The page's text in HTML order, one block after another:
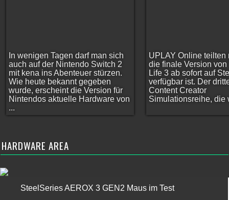
In wenigen Tagen darf man sich
auch auf der Nintendo Switch 2
mit kena ins Abenteuer stürzen.
Wie heute bekannt gegeben
wurde, erscheint die Version für
Nintendos aktuelle Hardware von
...
UPLAY Online teilten
die finale Version von
Life 3 ab sofort auf
verfügbar ist. Der
Content Creator
Simulationsreihe, die
HARDWARE AREA
SteelSeries AEROX 3 GEN2 Maus im Test